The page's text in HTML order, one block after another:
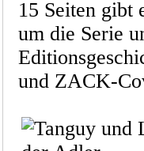
15 Seiten gibt
um die Serie
und ZACK-